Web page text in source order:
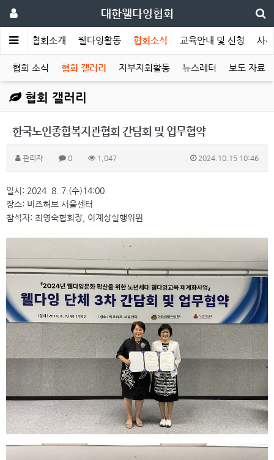
대한웰다잉협회
메인 협회소개 웰다잉활동 협회소식 교육안내 및 신청 사
협회 소식 협회 갤러리 지부지회활동 뉴스레터 보도 자료
협회 갤러리
한국노인종합복지관협회 간담회 및 업무협약
관리자 0 1,047 2024.10.15 10:46
일시: 2024. 8. 7.(수)14:00
장소: 비즈허브 서울센터
참석자: 최영숙협회장, 이계상실행위원